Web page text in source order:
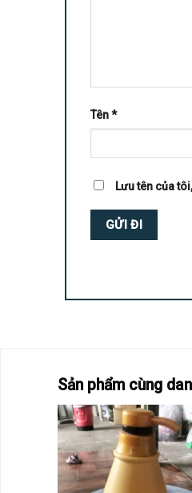
Tên*
Lưu tên của
Sản phẩm cùng